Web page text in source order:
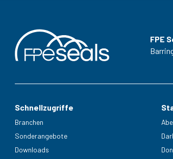
FPE
Schnellzugriffe
Branchen
Sonderangebote
Downloads